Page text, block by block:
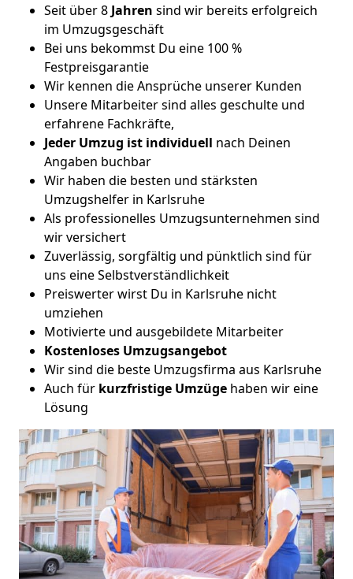
Seit über 8 Jahren sind wir bereits erfolgreich
im Umzugsgeschäft
Bei uns bekommst Du eine 100 %
Festpreisgarantie
Wir kennen die Ansprüche unserer Kunden
Unsere Mitarbeiter sind alles geschulte und
erfahrene Fachkräfte,
Jeder Umzug ist individuell nach Deinen
Angaben buchbar
Wir haben die besten und stärksten
Umzugshelfer in Karlsruhe
Als professionelles Umzugsunternehmen sind
wir versichert
Zuverlässig, sorgfältig und pünktlich sind für
uns eine Selbstverständlichkeit
Preiswerter wirst Du in Karlsruhe nicht
umziehen
Motivierte und ausgebildete Mitarbeiter
Kostenloses Umzugsangebot
Wir sind die beste Umzugsfirma aus Karlsruhe
Auch für kurzfristige Umzüge haben wir eine
Lösung